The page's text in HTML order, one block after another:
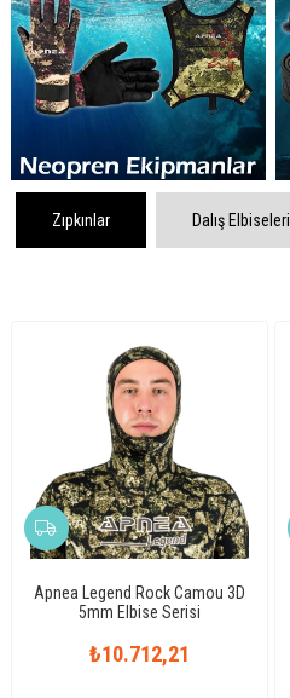
Zıpkınlar Dalış Elbiseleri
Apnea Legend Rock Camou 3D
5mm Elbise Serisi
₺10.712,21